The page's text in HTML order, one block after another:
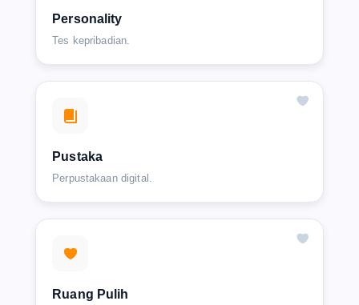
Personality
Tes kepribadian.
Pustaka
Perpustakaan digital.
Ruang Pulih